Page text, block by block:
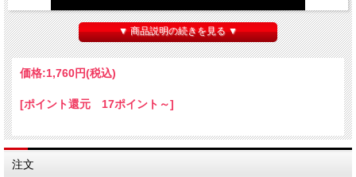
同タイプの商品です。
快な音が出ます。（音は動画をご覧下さい。）
カードマジック等で観客にサインをしてもらう時や、その他何かを書いてもらう時
▼ 商品説明の続きを見る ▼
価格:1,760円(税込)
[ポイント還元 17ポイント～]
注文